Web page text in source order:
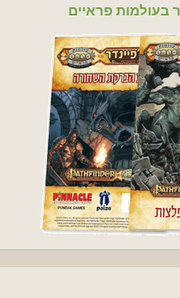
בעולמות פראיים